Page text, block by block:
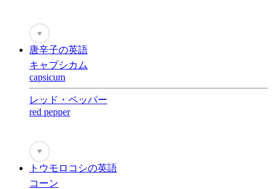
♥
唐辛子の英語
キャプシカム
capsicum
レッド・ペッパー
red pepper
♥
トウモロコシの英語
コーン